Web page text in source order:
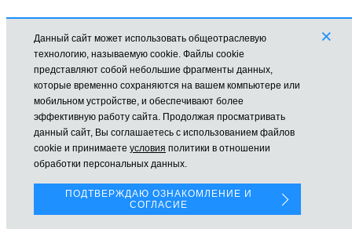
Рубрики
Автоматизация
Заработок в Интернете
Новости
Обучение
Продвижение
Технические моменты
Все права защищены © mikhailmolchanov.ru Молчанов Михаил
представления.
Если Вы продолжаете использовать сайт, мы будем считать,
Данный сайт может использовать общеотраслевую
технологию, называемую cookie. Файлы cookie
представляют собой небольшие фрагменты данных,
которые временно сохраняются на вашем компьютере или
мобильном устройстве, и обеспечивают более
эффективную работу сайта. Продолжая просматривать
данный сайт, Вы соглашаетесь с использованием файлов
cookie и принимаете условия политики в отношении
обработки персональных данных.
×
ПОДТВЕРЖДАЮ ОЗНАКОМЛЕНИЕ И
СОГЛАСИЕ